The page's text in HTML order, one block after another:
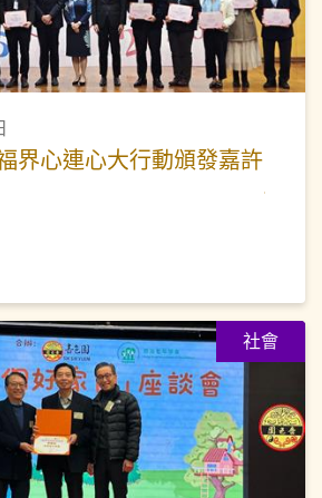
界心連心大行動頒發嘉許
社會